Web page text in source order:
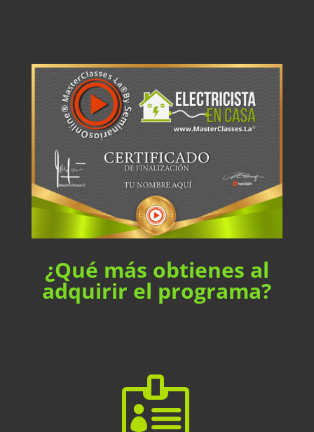
¿Qué más obtienes al
adquirir el programa?
